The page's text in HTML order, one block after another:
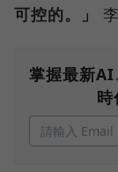
可控的。」
掌握最新AI